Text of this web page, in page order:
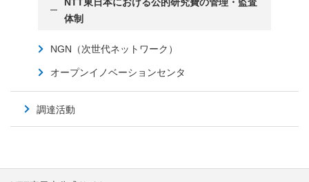
体制
NGN（次世代ネットワーク）
オープンイノベーションセンタ
調達活動